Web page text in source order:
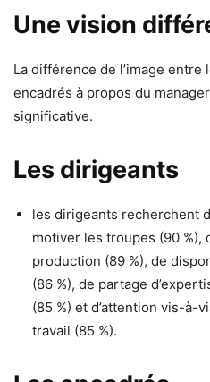
Une vision
La différence de l’image
encadrés à propos du
significative.
Les dirigeants
les dirigeants recherchent
motiver les troupes (90 %),
production (89 %), de
(86 %), de partage
(85 %) et d’attention vis-à-
travail (85 %).